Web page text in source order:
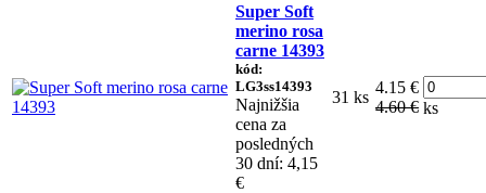
Super Soft
merino rosa
carne 14393
kód:
LG3ss14393
Najnižšia
cena za
posledných
30 dní: 4,15
€
31 ks
4.15 €
4.60 € ks